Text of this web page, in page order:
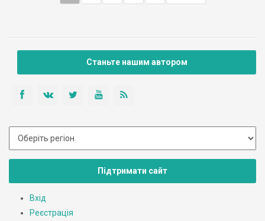
Станьте нашим автором
Підтримати сайт
Вхід
Реєстрація